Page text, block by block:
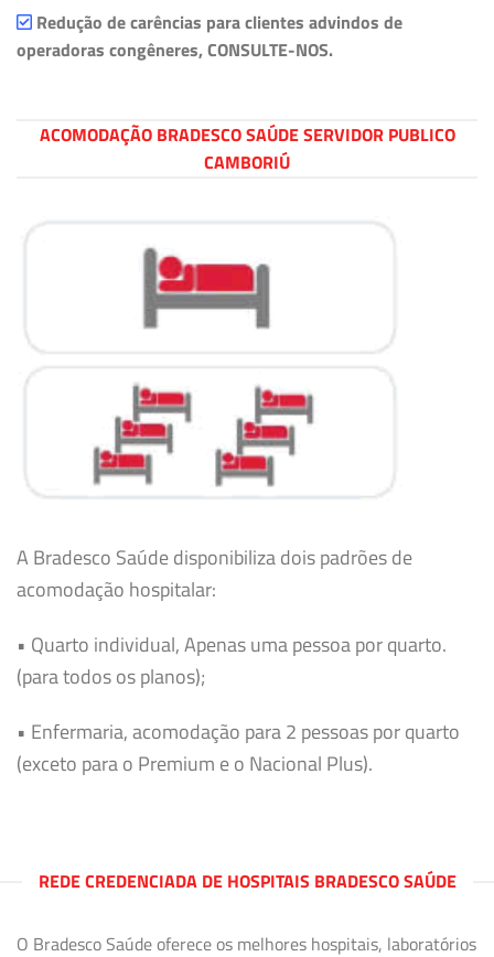
Redução de carências para clientes advindos de
operadoras congêneres, CONSULTE-NOS.
ACOMODAÇÃO BRADESCO SAÚDE SERVIDOR PUBLICO
CAMBORIÚ
A Bradesco Saúde disponibiliza dois padrões de
acomodação hospitalar:
• Quarto individual, Apenas uma pessoa por quarto.
(para todos os planos);
• Enfermaria, acomodação para 2 pessoas por quarto
(exceto para o Premium e o Nacional Plus).
REDE CREDENCIADA DE HOSPITAIS BRADESCO SAÚDE
O Bradesco Saúde oferece os melhores hospitais, laboratórios